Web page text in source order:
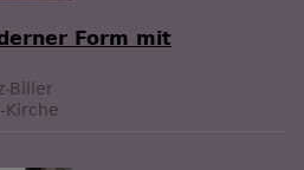
Form mit
Biller
Kirche